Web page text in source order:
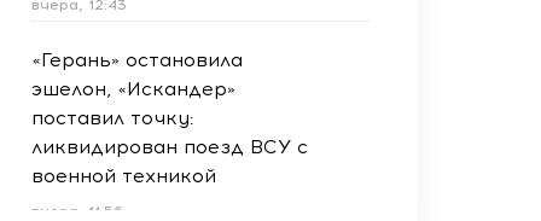
вчера, 12:43
«Герань» остановила
эшелон, «Искандер»
поставил точку:
ликвидирован поезд ВСУ с
военной техникой
вчера, 11:56